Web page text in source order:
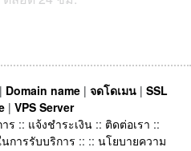
| Domain name | จดโดเมน | SSL
| VPS Server
ร :: แจ้งชำระเงิน :: ติดต่อเรา ::
การรับบริการ :: :: นโยบายความ